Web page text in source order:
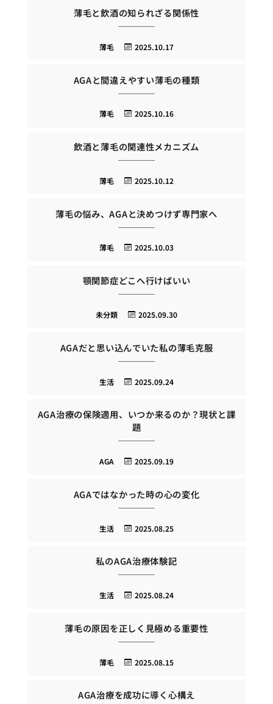
薄毛と飲酒の知られざる関係性
2025.10.17
薄毛
AGAと間違えやすい薄毛の種類
2025.10.16
薄毛
飲酒と薄毛の関連性メカニズム
2025.10.12
薄毛
薄毛の悩み、AGAと決めつけず専門家へ
2025.10.03
薄毛
顎関節症どこへ行けばいい
2025.09.30
未分類
AGAだと思い込んでいた私の薄毛克服
2025.09.24
生活
AGA治療の保険適用、いつか来るのか？現状と課
題
2025.09.19
AGA
AGAではなかった時の心の変化
2025.08.25
生活
私のAGA治療体験記
2025.08.24
生活
薄毛の原因を正しく見極める重要性
2025.08.15
薄毛
AGA治療を成功に導く心構え